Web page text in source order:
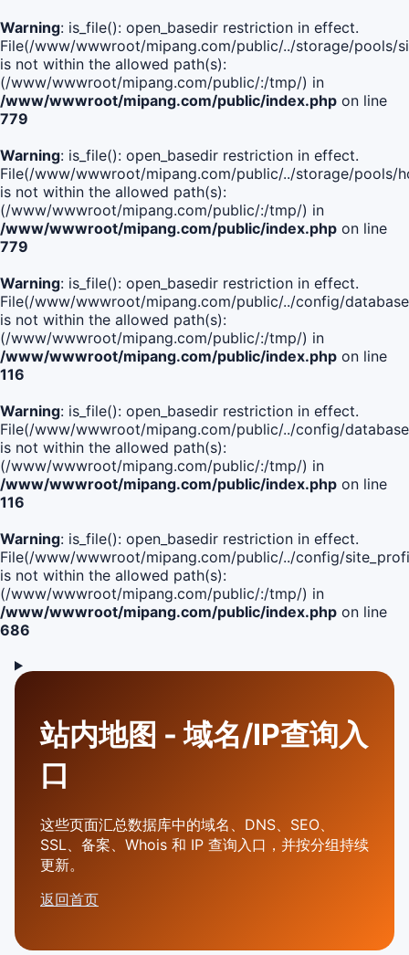
Warning: is_file(): open_basedir restriction in effect.
File(/www/wwwroot/mipang.com/public/../storage/pools/
is not within the allowed path(s):
(/www/wwwroot/mipang.com/public/:/tmp/) in
/www/wwwroot/mipang.com/public/index.php on line
779
Warning: is_file(): open_basedir restriction in effect.
File(/www/wwwroot/mipang.com/public/../storage/pools/
is not within the allowed path(s):
(/www/wwwroot/mipang.com/public/:/tmp/) in
/www/wwwroot/mipang.com/public/index.php on line
779
Warning: is_file(): open_basedir restriction in effect.
File(/www/wwwroot/mipang.com/public/../config/
is not within the allowed path(s):
(/www/wwwroot/mipang.com/public/:/tmp/) in
/www/wwwroot/mipang.com/public/index.php on line
116
Warning: is_file(): open_basedir restriction in effect.
File(/www/wwwroot/mipang.com/public/../config/
is not within the allowed path(s):
(/www/wwwroot/mipang.com/public/:/tmp/) in
/www/wwwroot/mipang.com/public/index.php on line
116
Warning: is_file(): open_basedir restriction in effect.
File(/www/wwwroot/mipang.com/public/../config/
is not within the allowed path(s):
(/www/wwwroot/mipang.com/public/:/tmp/) in
/www/wwwroot/mipang.com/public/index.php on line
686
站内地图 - 域名/IP查询入
口
这些页面汇总数据库中的域名、DNS、SEO、
SSL、备案、Whois 和 IP 查询入口，并按分组持续
更新。
返回首页